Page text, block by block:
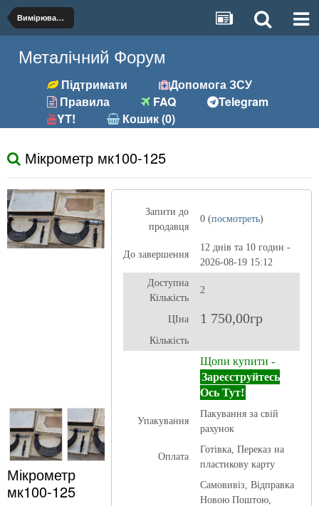
Вимірювальний інструмент
Металічний Форум
Підтримати
Допомога ЗСУ
Правила
FAQ
Telegram
YT!
Кошик (0)
Мікрометр мк100-125
Мікрометр
мк100-125
Запити до
продавця
0 (посмотреть)
До завершення
12 днів та 10 годин -
2026-08-19 15:12
Доступна
Кількість
2
ЦІна 1 750,00гр
Кількість
Щопи купити -
Зареєструйтесь
Ось Тут!
Упакування
Пакування за свій
рахунок
Оплата
Готівка, Переказ на
пластикову карту
Самовивіз, Відправка
Новою Поштою,